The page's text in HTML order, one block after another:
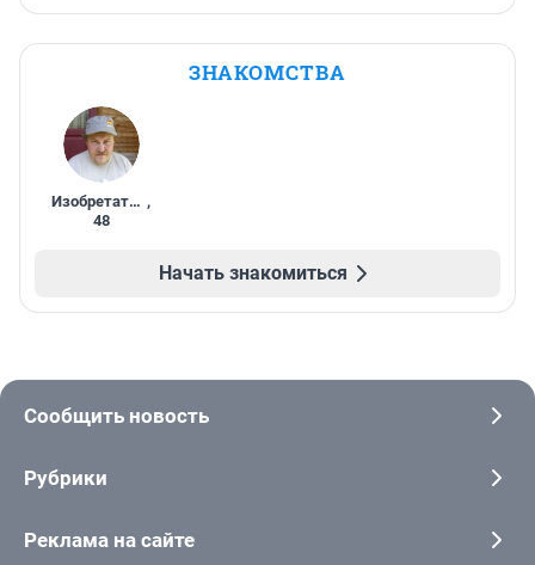
ЗНАКОМСТВА
Изобретатель ,
48
Начать знакомиться
Сообщить новость
Рубрики
Реклама на сайте